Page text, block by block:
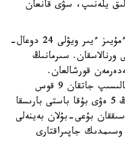
- 5 س م. تولىق يلەنىپ، سۋى قانعان
سىرماقتىڭ ءدال ورتاسىندا قوشقار ءمۇيىز ءيىر ويۋلى 24 دوعال-
سىرمانىڭ
قورشالعان.
جادىگەردىڭ شەتتەرىن اينالدىرا ارپالىسىپ جاتقان 9 قوس
جانۋاردىڭ بەينەسى سالىنعان. ونىڭ 5 ەۋى بۇقا باستى بارىسقا
اسىققان بۇعى-بۇلان بەينەلى
باسقا 9 ءتۇرلى وسىمدىك جاپىراقتارى